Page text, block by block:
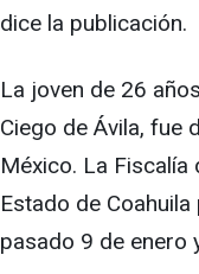
dice la publicación.
La joven de 26
Ciego de Ávila, fue
México. La
Estado de
pasado 9 de enero